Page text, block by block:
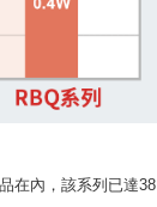
在內，該系列已達38